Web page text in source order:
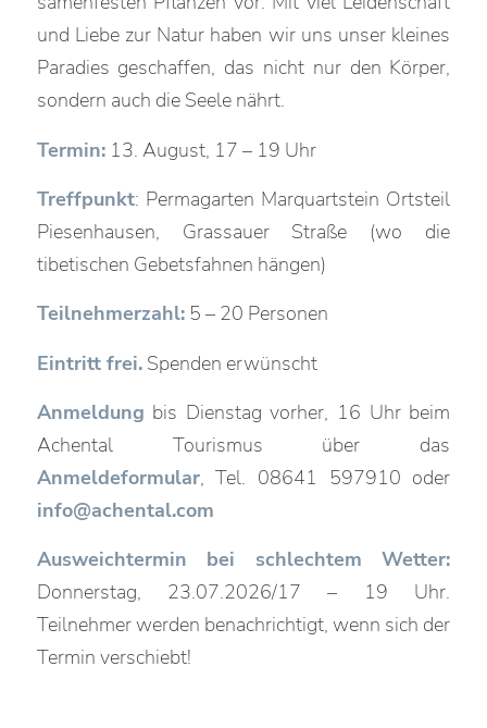
und Liebe zur Natur haben wir uns unser kleines
Paradies geschaffen, das nicht nur den Körper,
sondern auch die Seele nährt.
Termin:13. August, 17 – 19 Uhr
Treffpunkt: Permagarten Marquartstein Ortsteil
Piesenhausen, Grassauer Straße (wo die
tibetischen Gebetsfahnen hängen)
Teilnehmerzahl:5 – 20 Personen
Eintritt frei.Spenden erwünscht
Anmeldung bis Dienstag vorher, 16 Uhr beim
Achental Tourismus über das
Anmeldeformular, Tel. 08641 597910 oder
info@achental.com
Ausweichtermin bei schlechtem Wetter:
Donnerstag, 23.07.2026/17 – 19 Uhr.
Teilnehmer werden benachrichtigt, wenn sich der
Termin verschiebt!